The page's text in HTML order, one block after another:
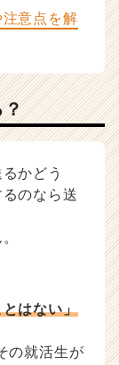
意点を解
かどう
のなら送
はない」
の就活生が